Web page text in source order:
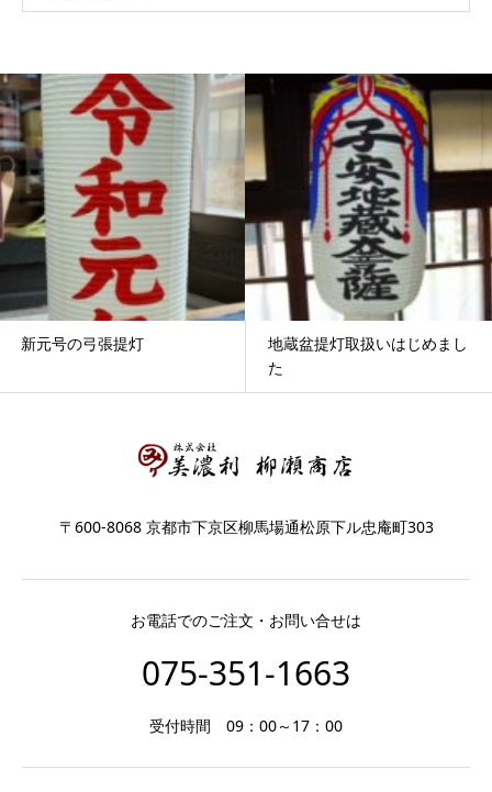
新元号の弓張提灯
地蔵盆提灯取扱いはじめまし
た
〒600-8068 京都市下京区柳馬場通松原下ル忠庵町303
お電話でのご注文・お問い合せは
075-351-1663
受付時間 09：00～17：00